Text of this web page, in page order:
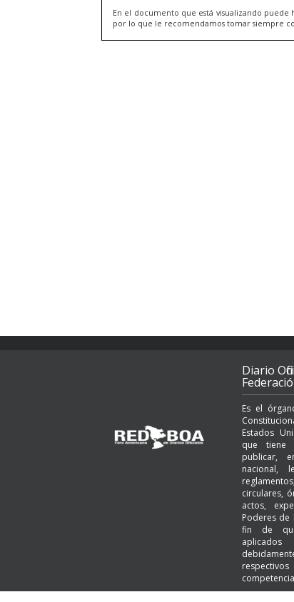
En el documento que está visualizando
por lo que le recomendamos tomar siempre
Diario
Es el
Estados
que tiene
publicar,
nacional,
circulares,
actos,
Poderes de
fin de
aplicados